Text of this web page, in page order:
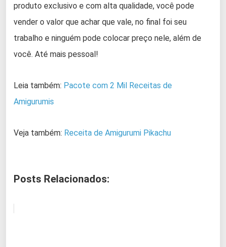
produto exclusivo e com alta qualidade, você pode
vender o valor que achar que vale, no final foi seu
trabalho e ninguém pode colocar preço nele, além de
você. Até mais pessoal!
Leia também: Pacote com 2 Mil Receitas de
Amigurumis
Veja também: Receita de Amigurumi Pikachu
Posts Relacionados: